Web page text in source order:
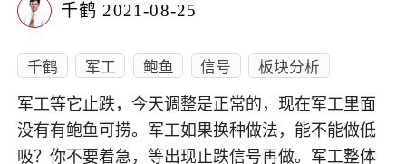
千鹤 2021-08-25
千鹤 军工 鲍鱼 信号 板块分析
军工等它止跌，今天调整是正常的，现在军工里面
没有有鲍鱼可捞。军工如果换种做法，能不能做低
吸？你不要着急，等出现止跌信号再做。军工整体